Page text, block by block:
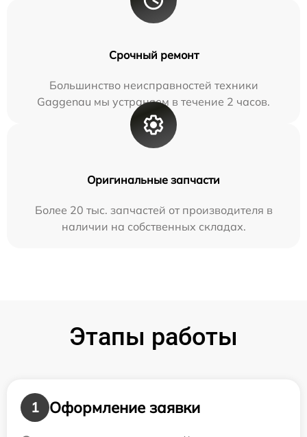
Срочный ремонт
Большинство неисправностей техники
Gaggenau мы устраняем в течение 2 часов.
Оригинальные запчасти
Более 20 тыс. запчастей от производителя в
наличии на собственных складах.
Этапы работы
1
Оформление заявки